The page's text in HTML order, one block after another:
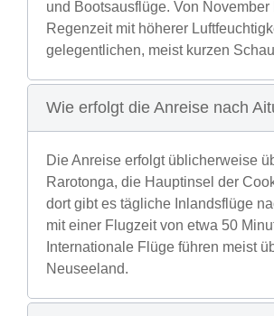
und Bootsausflüge. Von November
Regenzeit mit höherer
gelegentlichen, meist kurzen
Wie erfolgt die Anreise nach
Die Anreise erfolgt üblicherweise
Rarotonga, die Hauptinsel der
dort gibt es tägliche Inlandsflüge
mit einer Flugzeit von etwa 50
Internationale Flüge führen meist
Neuseeland.